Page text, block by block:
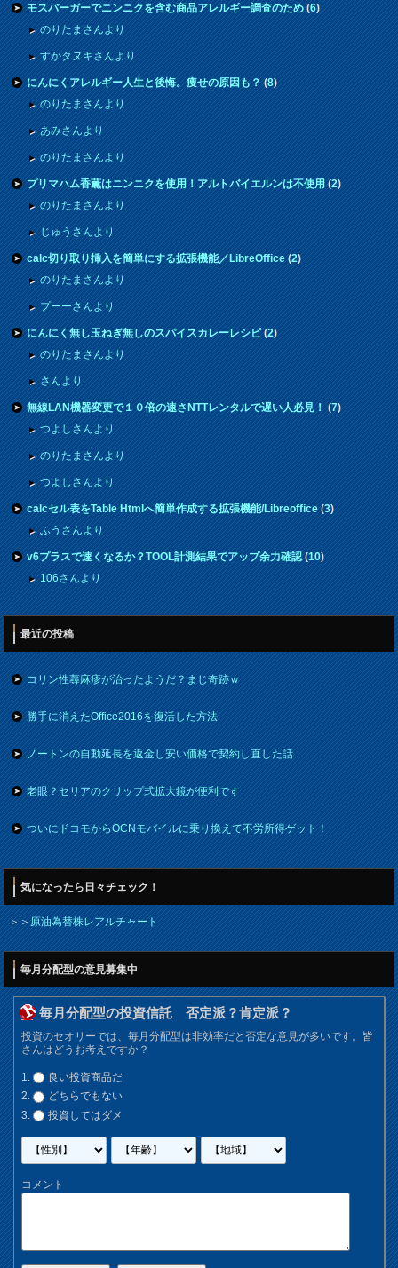
モスバーガーでニンニクを含む商品アレルギー調査のため(6)
のりたまさんより
すかタヌキさんより
にんにくアレルギー人生と後悔。痩せの原因も？(8)
のりたまさんより
あみさんより
のりたまさんより
プリマハム香薫はニンニクを使用！アルトバイエルンは不使用(2)
のりたまさんより
じゅうさんより
calc切り取り挿入を簡単にする拡張機能／LibreOffice(2)
のりたまさんより
プーーさんより
にんにく無し玉ねぎ無しのスパイスカレーレシピ(2)
のりたまさんより
さんより
無線LAN機器変更で１０倍の速さNTTレンタルで遅い人必見！(7)
つよしさんより
のりたまさんより
つよしさんより
calcセル表をTable Htmlへ簡単作成する拡張機能/Libreoffice(3)
ふうさんより
v6プラスで速くなるか？TOOL計測結果でアップ余力確認(10)
106さんより
最近の投稿
コリン性蕁麻疹が治ったようだ？まじ奇跡ｗ
勝手に消えたOffice2016を復活した方法
ノートンの自動延長を返金し安い価格で契約し直した話
老眼？セリアのクリップ式拡大鏡が便利です
ついにドコモからOCNモバイルに乗り換えて不労所得ゲット！
気になったら日々チェック！
＞＞原油為替株レアルチャート
毎月分配型の意見募集中
毎月分配型の投資信託 否定派？肯定派？
投資のセオリーでは、毎月分配型は非効率だと否定な意見が多いです。皆
さんはどうお考えですか？
良い投資商品だ
どちらでもない
投資してはダメ
コメント